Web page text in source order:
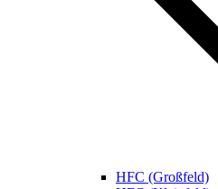
HFC (Großfeld)